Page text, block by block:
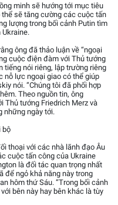
minh sẽ hướng tới mục tiêu
sẽ tăng cường các cuộc tấn
lượng trong bối cảnh Putin tìm
ông đã thảo luận về “ngoại
cuộc điện đàm với Thủ tướng
tiếng nói riêng, lập trường riêng
nỗ lực ngoại giao có thể giúp
nói. “Chúng tôi đã phối hợp
Theo nguồn tin, ông
Thủ tướng Friedrich Merz và
những ngày tới.
bộ
thoại với các nhà lãnh đạo Âu
cuộc tấn công của Ukraine
là đối tác quan trọng nhất
để ngỏ khả năng này trong
hôm thứ Sáu. “Trong bối cảnh
bên này hay bên khác là tùy